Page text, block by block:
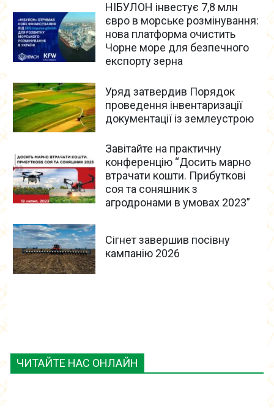
ЧИТАЙТЕ НАС ОНЛАЙН
НІБУЛОН інвестує 7,8 млн
євро в морське розмінування:
нова платформа очистить
Чорне море для безпечного
експорту зерна
Уряд затвердив Порядок
проведення інвентаризації
документації із землеустрою
Завітайте на практичну
конференцію “Досить марно
втрачати кошти. Прибуткові
соя та соняшник з
агродронами в умовах 2023”
Сігнет завершив посівну
кампанію 2026